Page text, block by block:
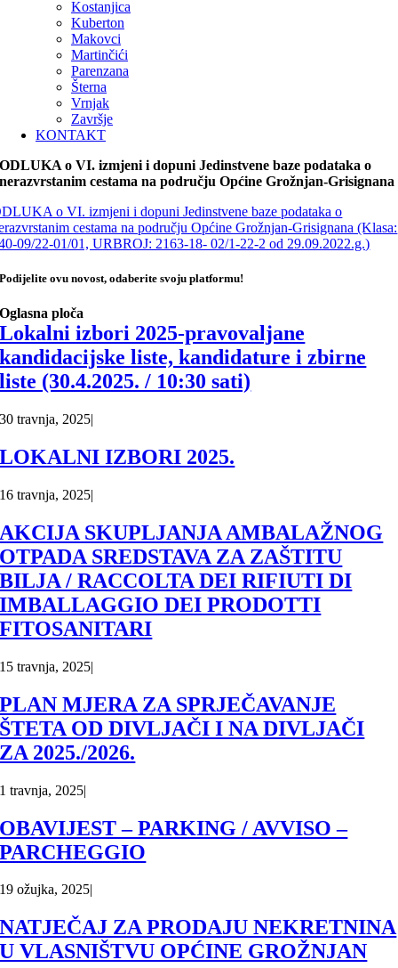
Kostanjica
Kuberton
Makovci
Martinčići
Parenzana
Šterna
Vrnjak
Završje
KONTAKT
ODLUKA o VI. izmjeni i dopuni Jedinstvene baze podataka o
nerazvrstanim cestama na području Općine Grožnjan-Grisignana
o VI. izmjeni i dopuni Jedinstvene baze podataka o
cestama na području Općine Grožnjan-Grisignana (Klasa:
09/22-01/01, URBROJ: 2163-18- 02/1-22-2 od 29.09.2022.g.)
Podijelite ovu novost, odaberite svoju platformu!
Oglasna ploča
Lokalni izbori 2025-pravovaljane
kandidacijske liste, kandidature i zbirne
liste (30.4.2025. / 10:30 sati)
30 travnja, 2025|
LOKALNI IZBORI 2025.
16 travnja, 2025|
AKCIJA SKUPLJANJA AMBALAŽNOG
OTPADA SREDSTAVA ZA ZAŠTITU
BILJA / RACCOLTA DEI RIFIUTI DI
IMBALLAGGIO DEI PRODOTTI
FITOSANITARI
15 travnja, 2025|
PLAN MJERA ZA SPRJEČAVANJE
ŠTETA OD DIVLJAČI I NA DIVLJAČI
ZA 2025./2026.
1 travnja, 2025|
OBAVIJEST – PARKING / AVVISO –
PARCHEGGIO
19 ožujka, 2025|
NATJEČAJ ZA PRODAJU NEKRETNINA
U VLASNIŠTVU OPĆINE GROŽNJAN